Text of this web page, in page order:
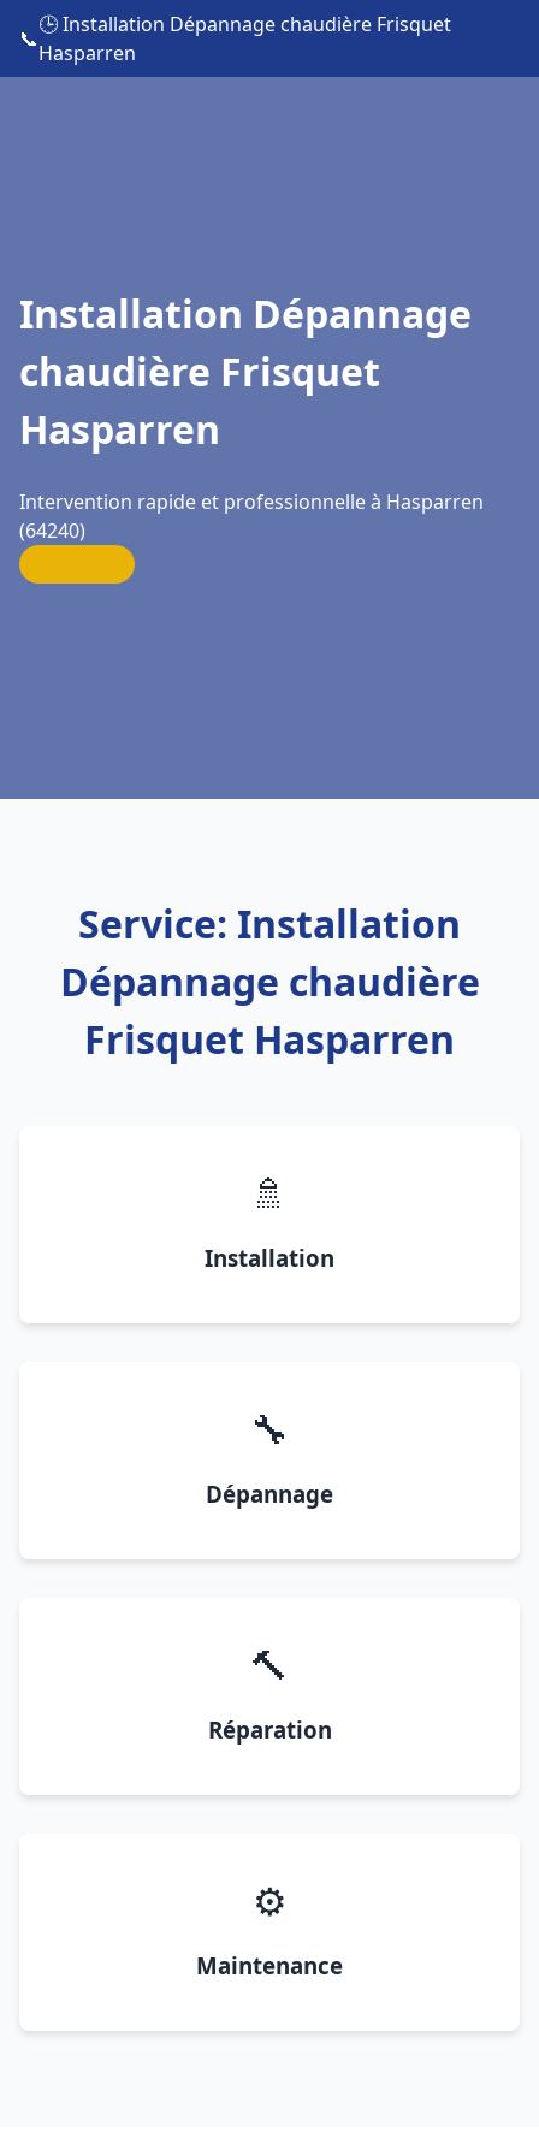
📞
🕒 Installation Dépannage chaudière Frisquet
Hasparren
Installation Dépannage
chaudière Frisquet
Hasparren
Intervention rapide et professionnelle à Hasparren
(64240)
Service: Installation
Dépannage chaudière
Frisquet Hasparren
🚿
Installation
🔧
Dépannage
🔨
Réparation
⚙️
Maintenance